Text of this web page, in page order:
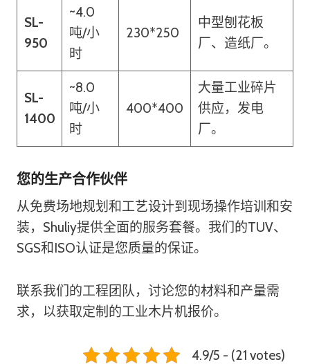
SL-
950
~4.0
吨/小
时
230*250
中型刨花板
厂、造纸厂。
SL-
1400
~8.0
吨/小
时
400*400
大量工业碎片
供应，发电
厂。
您的生产合作伙伴
从免费场地规划和工艺设计到现场操作培训和安
装，Shuliy提供全面的服务套餐。我们的TUV、
SGS和ISO认证是您质量的保证。
联系我们的工程团队，讨论您的材料和产量需
求，以获取定制的工业木片机报价。
4.9/5 - (21 votes)